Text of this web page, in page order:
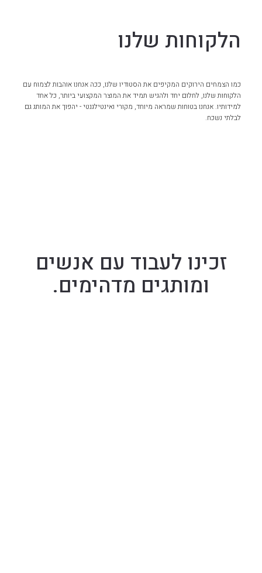
הלקוחות שלנו
כמו הצמחים הירוקים המקיפים את הסטודיו שלנו, ככה אנחנו אוהבות לצמוח עם
הלקוחות שלנו, לחלום יחד ולהגיש תמיד את המוצר המקצועי ביותר, כל אחד
למידותיו. אנחנו בטוחות שמראה מיוחד, מקורי ואינטילגנטי - יהפוך את המותג גם
לבלתי נשכח.
זכינו לעבוד עם אנשים
ומותגים מדהימים.